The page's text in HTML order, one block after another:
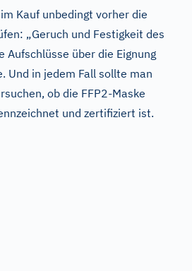
Kauf unbedingt vorher die
„Geruch und Festigkeit des
Aufschlüsse über die Eignung
Und in jedem Fall sollte man
ob die FFP2-Maske
und zertifiziert ist.